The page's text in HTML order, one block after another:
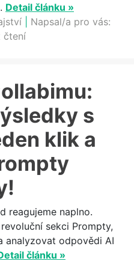
Detail článku »
Napsal/a pro vás:
čtení
s
klik a
reagujeme naplno.
sekci Prompty,
analyzovat odpovědi AI
článku »